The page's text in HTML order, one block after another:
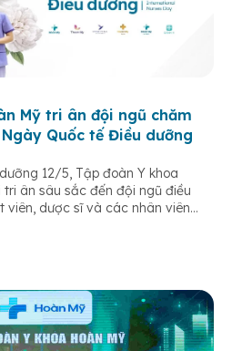
Mỹ tri ân đội ngũ chăm
Quốc tế Điều dưỡng
12/5, Tập đoàn Y khoa
ân sâu sắc đến đội ngũ điều
viên, dược sĩ và các nhân viên